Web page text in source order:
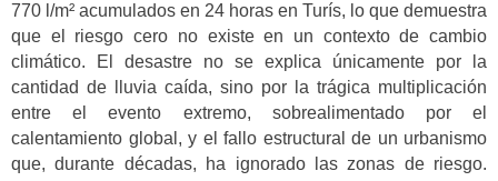
770 l/m² acumulados en 24 horas en Turís, lo que demuestra
que el riesgo cero no existe en un contexto de cambio
climático. El desastre no se explica únicamente por la
cantidad de lluvia caída, sino por la trágica multiplicación
entre el evento extremo, sobrealimentado por el
calentamiento global, y el fallo estructural de un urbanismo
que, durante décadas, ha ignorado las zonas de riesgo.